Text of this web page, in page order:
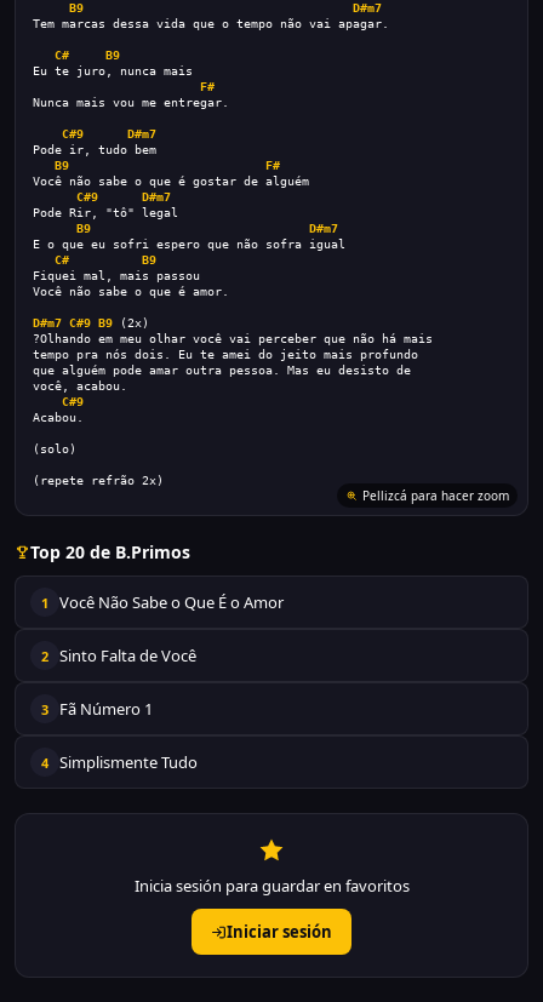
B9
D#m7
Tem marcas dessa vida que o tempo não vai apagar.
C#
B9
Eu te juro, nunca mais
F#
Nunca mais vou me entregar.
C#9
D#m7
Pode ir, tudo bem
B9
F#
Você não sabe o que é gostar de alguém
C#9
D#m7
Pode Rir, "tô" legal
B9
D#m7
E o que eu sofri espero que não sofra igual
C#
B9
Fiquei mal, mais passou
Você não sabe o que é amor.
D#m7 C#9 B9 (2x)
?Olhando em meu olhar você vai perceber que não há mais
tempo pra nós dois. Eu te amei do jeito mais profundo
que alguém pode amar outra pessoa. Mas eu desisto de
você, acabou.
C#9
Acabou.
(solo)
(repete refrão 2x)
Pellizcá para hacer zoom
Top 20 de B.Primos
1 Você Não Sabe o Que É o Amor
2 Sinto Falta de Você
3 Fã Número 1
4 Simplismente Tudo
Inicia sesión para guardar en favoritos
Iniciar sesión